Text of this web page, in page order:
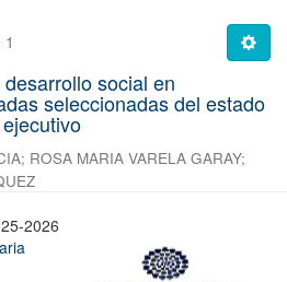
social en
seleccionadas del estado
; ROSA MARIA VARELA GARAY;
2026